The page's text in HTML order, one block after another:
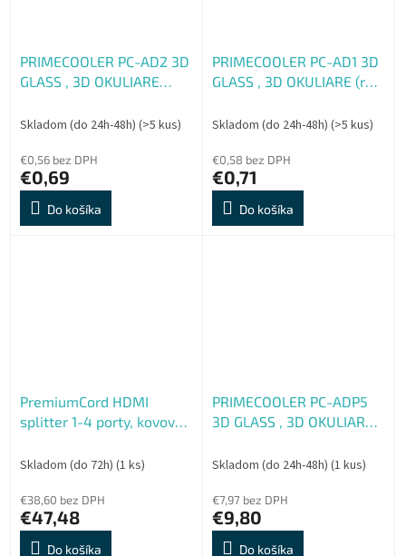
PRIMECOOLER PC-AD2 3D
GLASS , 3D OKULIARE
Skladom (do 24h-48h) (>5 kus)
€0,56 bez DPH
€0,69
Do košíka
PRIMECOOLER PC-AD1 3D
GLASS , 3D OKULIARE (red,
Skladom (do 24h-48h) (>5 kus)
€0,58 bez DPH
€0,71
Do košíka
PremiumCord HDMI
splitter 1-4 porty, kovové
Skladom (do 72h) (1 ks)
€38,60 bez DPH
€47,48
Do košíka
PRIMECOOLER PC-ADP5
3D GLASS , 3D OKULIARE
kovové)
Skladom (do 24h-48h) (1 kus)
€7,97 bez DPH
€9,80
Do košíka